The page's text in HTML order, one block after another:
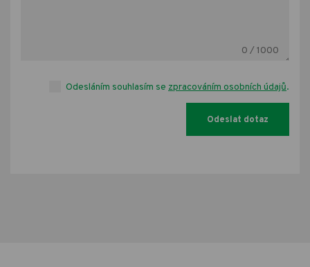
0 / 1000
Odesláním souhlasím se zpracováním osobních údajů.